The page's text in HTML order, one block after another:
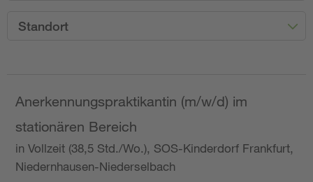
Standort
Anerkennungspraktikantin (m/w/d) im
stationären Bereich
in Vollzeit (38,5 Std./Wo.), SOS-Kinderdorf Frankfurt,
Niedernhausen-Niederselbach